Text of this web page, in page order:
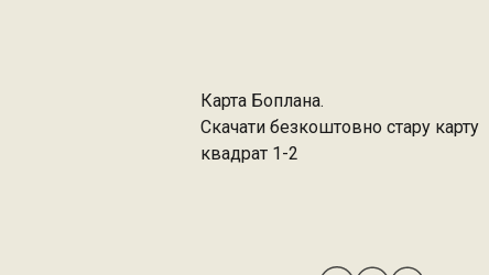
Карта Боплана.
Скачати безкоштовно стару карту
квадрат 1-2